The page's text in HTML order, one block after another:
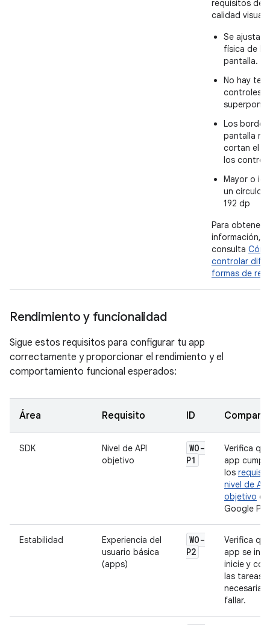
requisitos de
calidad visual:
Se ajusta
física de la
pantalla.
No hay
controles
Los
pantalla no
cortan el
los
Mayor o
un círculo
192 dp
Para obtener
información,
consulta
controlar
formas de
Rendimiento y funcionalidad
Sigue estos requisitos para configurar tu app
correctamente y proporcionar el rendimiento y el
comportamiento funcional esperados:
Área Requisito ID
SDK
Nivel de API
objetivo
WO-
P1
Verifica
app
los
nivel de API
objetivo de
Google
Estabilidad
Experiencia del
usuario básica
(apps)
WO-
P2
Verifica
app se
inicie y
las tareas
necesarias
fallar.